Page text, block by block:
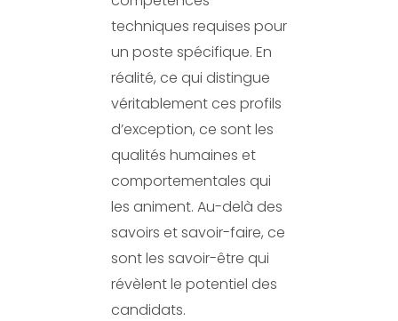
techniques requises pour
un poste spécifique. En
réalité, ce qui distingue
véritablement ces profils
d’exception, ce sont les
qualités humaines et
comportementales qui
les animent. Au-delà des
savoirs et savoir-faire, ce
sont les savoir-être qui
révèlent le potentiel des
candidats.